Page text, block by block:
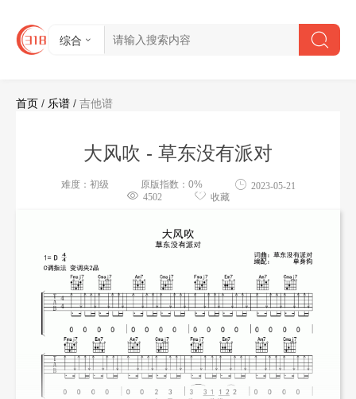
综合
首页 / 乐谱 / 吉他谱
大风吹 - 草东没有派对
难度：初级 原版指数：0%
2023-05-21
4502
收藏